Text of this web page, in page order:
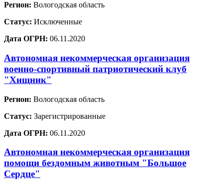
Регион: Вологодская область
Статус: Исключенные
Дата ОГРН: 06.11.2020
Автономная некоммерческая организация
военно-спортивный патриотический клуб
"Хищник"
Регион: Вологодская область
Статус: Зарегистрированные
Дата ОГРН: 06.11.2020
Автономная некоммерческая организация
помощи бездомным животным "Большое
Сердце"